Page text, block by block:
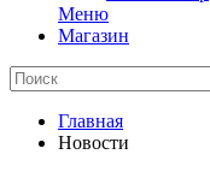
Меню
Магазин
Главная
Новости